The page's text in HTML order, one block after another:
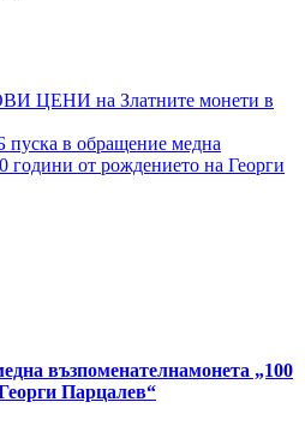
ЦЕНИ на Златните монети в
пуска в обращение медна
години от рождението на Георги
възпоменателнамонета „100
Парцалев“